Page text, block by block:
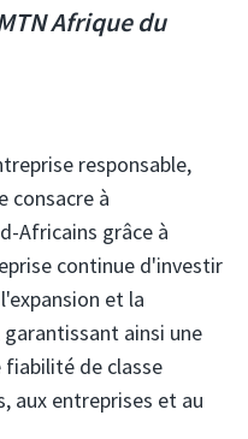
Afrique du
responsable,
consacre à
Africains grâce à
continue d'investir
et la
ainsi une
de classe
aux entreprises et au